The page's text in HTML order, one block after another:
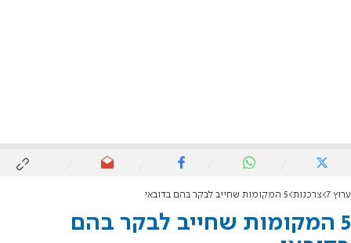
ערוץ 7 צרכנות 5 המקומות שחייב לבקר בהם בדובאי
5 המקומות שחייב לבקר בהם